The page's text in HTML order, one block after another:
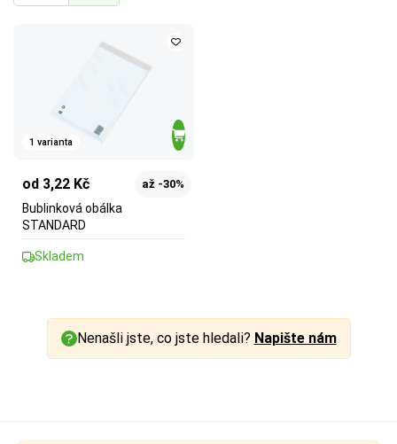
1 varianta
od 3,22 Kč až -30%
Bublinková obálka
STANDARD
Skladem
Nenašli jste, co jste hledali? Napište nám